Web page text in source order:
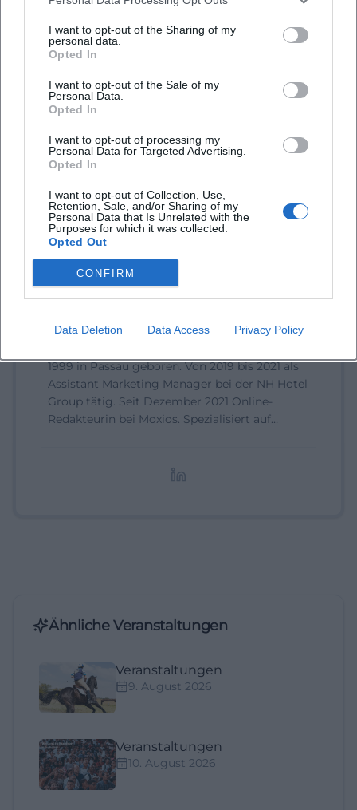
I want to opt-out of the Sharing of my
personal data.
Opted In
I want to opt-out of the Sale of my
Personal Data.
Opted In
I want to opt-out of processing my
Personal Data for Targeted Advertising.
Opted In
I want to opt-out of Collection, Use,
Retention, Sale, and/or Sharing of my
Personal Data that Is Unrelated with the
Purposes for which it was collected.
Opted Out
CONFIRM
Data Deletion Data Access Privacy Policy
Tickets buchen
Laura Müller
1999 in Passau geboren. Von 2019 bis 2021 als
Assistant Marketing Manager bei der NH Hotel
Group tätig. Seit Dezember 2021 Online-
Redakteurin bei Moxios. Spezialisiert auf
Ähnliche Veranstaltungen
Veranstaltungen
9. August 2026
Veranstaltungen
10. August 2026